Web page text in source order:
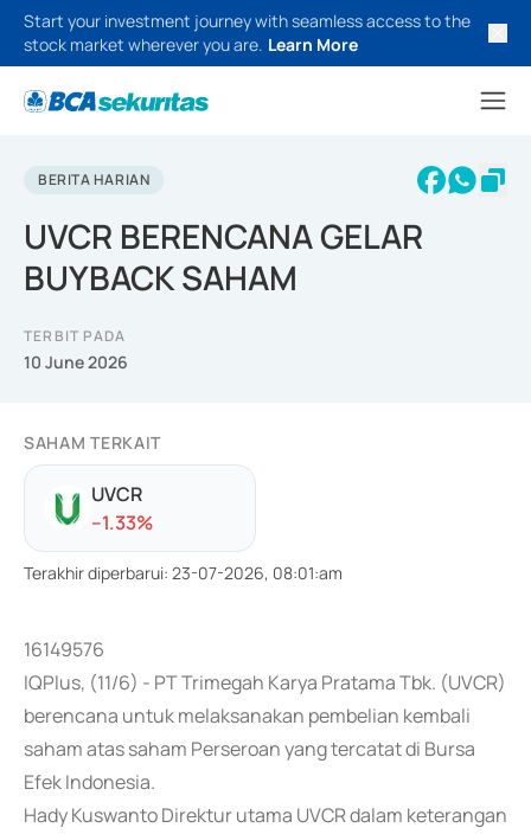
Start your investment journey with seamless access to the
stock market wherever you are. Learn More
BERITA HARIAN
UVCR BERENCANA GELAR
BUYBACK SAHAM
TERBIT PADA
10 June 2026
SAHAM TERKAIT
UVCR
--1.33%
Terakhir diperbarui: 23-07-2026, 08:01:am
16149576
IQPlus, (11/6) - PT Trimegah Karya Pratama Tbk. (UVCR)
berencana untuk melaksanakan pembelian kembali
saham atas saham Perseroan yang tercatat di Bursa
Efek Indonesia.
Hady Kuswanto Direktur utama UVCR dalam keterangan